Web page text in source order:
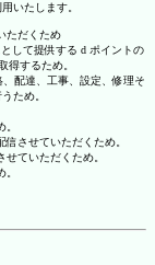
いたします。
ただくため
して提供する d ポイントの
得するため。
配達、工事、設定、修理そ
ため。
させていただくため。
ていただくため。